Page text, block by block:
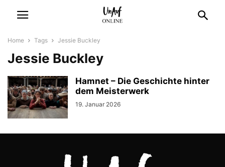
Home Tags Jessie Buckley
Jessie Buckley
Hamnet – Die Geschichte hinter
dem Meisterwerk
19. Januar 2026